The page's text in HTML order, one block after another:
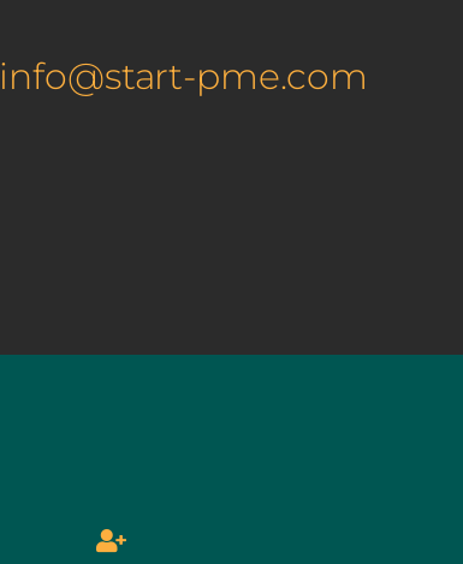
info@start-pme.com